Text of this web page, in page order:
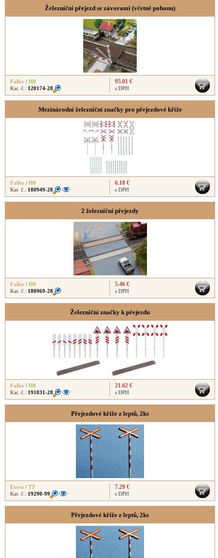
Železniční přejezd se závorami (včetně pohonu)
Faller / H0
Kat. č.: 120174-28
95.01 €
s DPH
Mezinárodní železniční značky pro přejezdové kříže
Faller / H0
Kat. č.: 180949-28
6.18 €
s DPH
2 železniční přejezdy
Faller / H0
Kat. č.: 180969-28
5.46 €
s DPH
Železniční značky k přejezdu
Faller / H0
Kat. č.: 191831-28
21.62 €
s DPH
Přejezdové kříže z leptů, 2ks
Extra / TT
Kat. č.: 19290-99
7.29 €
s DPH
Přejezdové kříže z leptů, 2ks